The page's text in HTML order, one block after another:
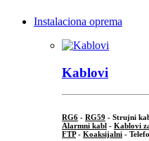
Instalaciona oprema
Kablovi
RG6 - RG59 - Strujni
Alarmni kabl - Kablovi
FTP- Koaksijalni -